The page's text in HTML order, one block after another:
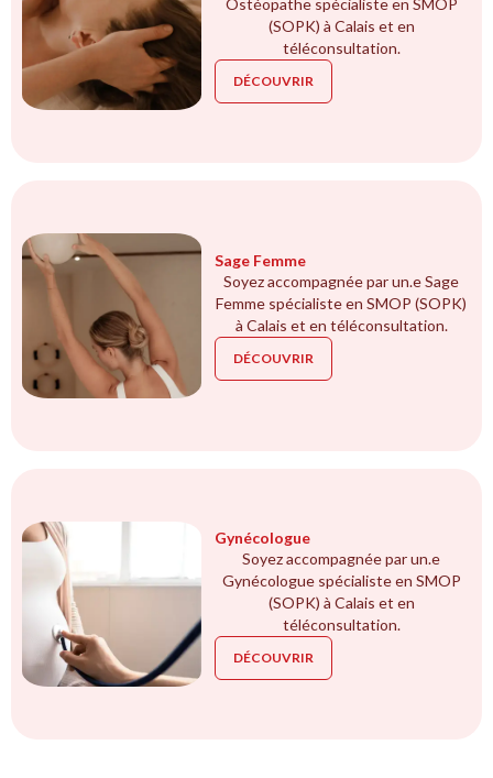
Ostéopathe spécialiste en SMOP
(SOPK) à Calais et en
téléconsultation.
DÉCOUVRIR
Sage Femme
Soyez accompagnée par un.e Sage
Femme spécialiste en SMOP (SOPK)
à Calais et en téléconsultation.
DÉCOUVRIR
Gynécologue
Soyez accompagnée par un.e
Gynécologue spécialiste en SMOP
(SOPK) à Calais et en
téléconsultation.
DÉCOUVRIR